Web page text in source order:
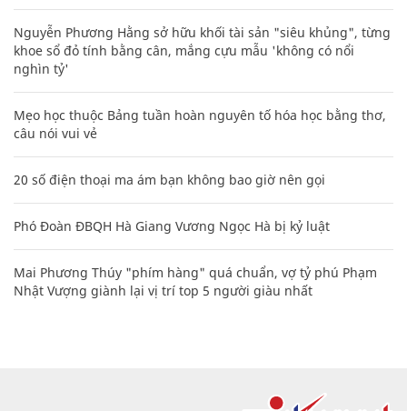
Nguyễn Phương Hằng sở hữu khối tài sản "siêu khủng", từng
khoe sổ đỏ tính bằng cân, mắng cựu mẫu 'không có nổi
nghìn tỷ'
Mẹo học thuộc Bảng tuần hoàn nguyên tố hóa học bằng thơ,
câu nói vui vẻ
20 số điện thoại ma ám bạn không bao giờ nên gọi
Phó Đoàn ĐBQH Hà Giang Vương Ngọc Hà bị kỷ luật
Mai Phương Thúy "phím hàng" quá chuẩn, vợ tỷ phú Phạm
Nhật Vượng giành lại vị trí top 5 người giàu nhất